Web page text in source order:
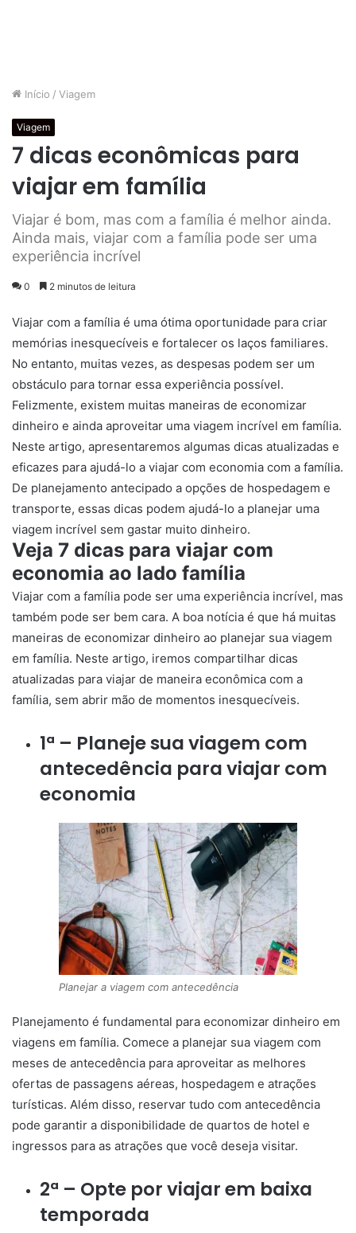
Início / Viagem
Viagem
7 dicas econômicas para
viajar em família
Viajar é bom, mas com a família é melhor ainda.
Ainda mais, viajar com a família pode ser uma
experiência incrível
0 2 minutos de leitura
Viajar com a família é uma ótima oportunidade para criar
memórias inesquecíveis e fortalecer os laços familiares.
No entanto, muitas vezes, as despesas podem ser um
obstáculo para tornar essa experiência possível.
Felizmente, existem muitas maneiras de economizar
dinheiro e ainda aproveitar uma viagem incrível em família.
Neste artigo, apresentaremos algumas dicas atualizadas e
eficazes para ajudá-lo a viajar com economia com a família.
De planejamento antecipado a opções de hospedagem e
transporte, essas dicas podem ajudá-lo a planejar uma
viagem incrível sem gastar muito dinheiro.
Veja 7 dicas para viajar com
economia ao lado família
Viajar com a família pode ser uma experiência incrível, mas
também pode ser bem cara. A boa notícia é que há muitas
maneiras de economizar dinheiro ao planejar sua viagem
em família. Neste artigo, iremos compartilhar dicas
atualizadas para viajar de maneira econômica com a
família, sem abrir mão de momentos inesquecíveis.
1ª – Planeje sua viagem com
antecedência para viajar com
economia
Planejar a viagem com antecedência
Planejamento é fundamental para economizar dinheiro em
viagens em família. Comece a planejar sua viagem com
meses de antecedência para aproveitar as melhores
ofertas de passagens aéreas, hospedagem e atrações
turísticas. Além disso, reservar tudo com antecedência
pode garantir a disponibilidade de quartos de hotel e
ingressos para as atrações que você deseja visitar.
2ª – Opte por viajar em baixa
temporada